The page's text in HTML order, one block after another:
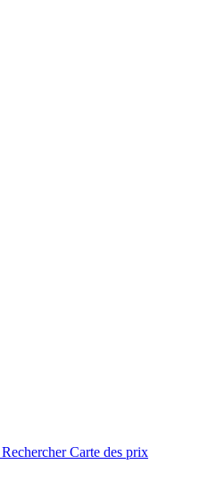
Rechercher Carte des prix